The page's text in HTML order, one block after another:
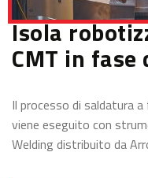
Isola
CMT in fase
Il processo di saldatura
viene eseguito con
Welding distribuito da